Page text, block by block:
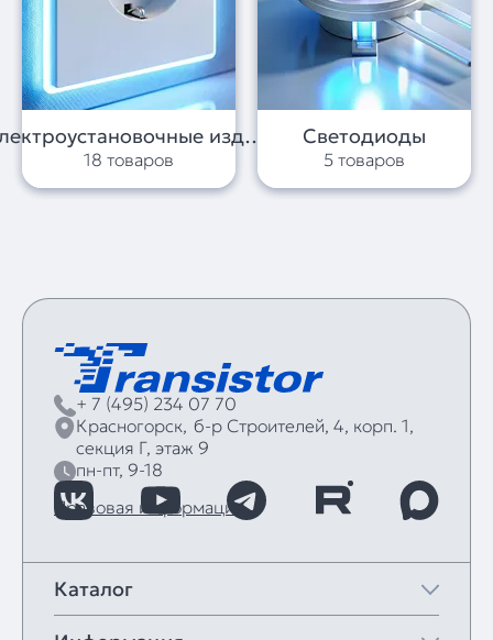
Электроустановочные изделия
18 товаров
Светодиоды
5 товаров
+ 7 (495) 234 07 70
Красногорск, б‑р Строителей, 4, корп. 1,
секция Г, этаж 9
пн-пт, 9-18
Правовая информация
Каталог